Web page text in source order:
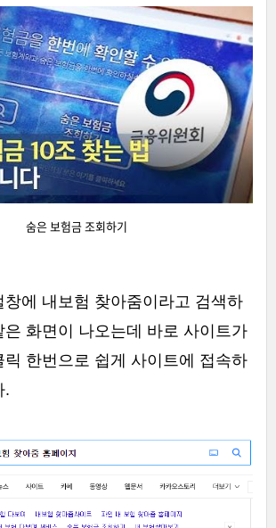
숨은 보험금 조회하기
창에 내보험 찾아줌이라고 검색하
은 화면이 나오는데 바로 사이트가
릭 한번으로 쉽게 사이트에 접속하
.